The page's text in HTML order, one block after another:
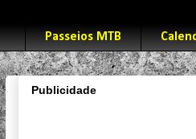
Passeios MTB
Publicidade